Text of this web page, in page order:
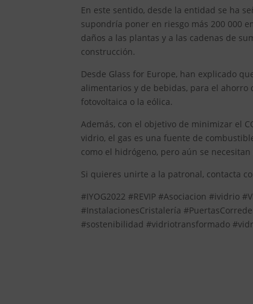
En este sentido, desde la entidad se ha
supondría poner en riesgo más 200 000
daños a las plantas y a las cadenas de
construcción.
Desde Glass for Europe, han explicado
alimentarios y de bebidas, para el ahorro
fotovoltaica o la eólica.
Además, con el objetivo de minimizar el
vidrio, el gas es una fuente de
como el hidrógeno, pero aún se
Si quieres unirte a la patronal, contacta
#IYOG2022 #REVIP #Asociacion #ividrio
#InstalacionesCristalería
#sostenibilidad #vidriotransformado